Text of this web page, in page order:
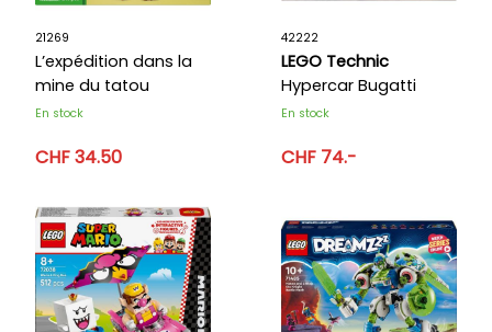
21269
L’expédition dans la
mine du tatou
En stock
CHF 34.50
42222
LEGO Technic
Hypercar Bugatti
Chiron Pur Sport
En stock
CHF 74.-